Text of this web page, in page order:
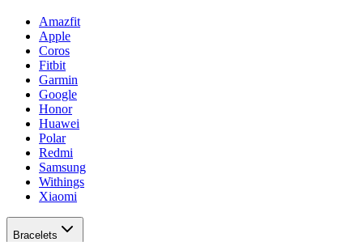
Amazfit
Apple
Coros
Fitbit
Garmin
Google
Honor
Huawei
Polar
Redmi
Samsung
Withings
Xiaomi
Bracelets